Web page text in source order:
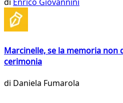
Marcinelle, se la memoria non
cerimonia
di Daniela Fumarola